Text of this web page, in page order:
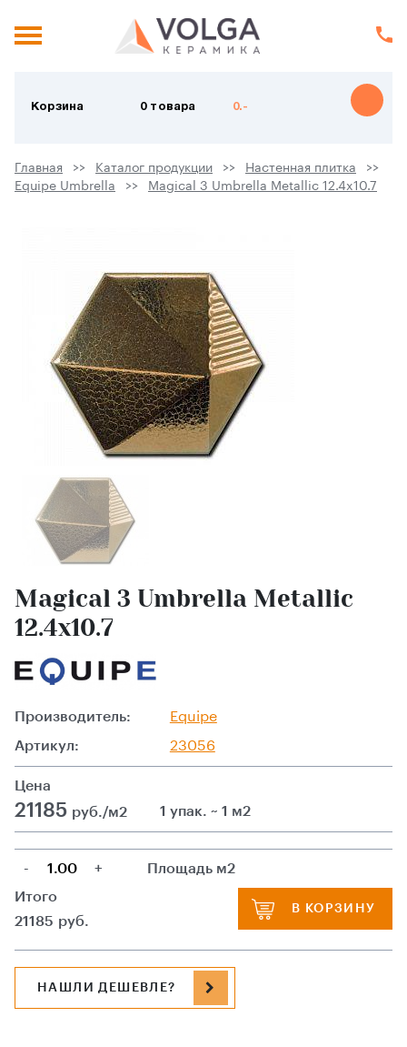
Корзина 0 товара 0.-
Главная Каталог продукции
Настенная плитка
Equipe Umbrella
Magical 3 Umbrella Metallic 12.4x10.7
Magical 3 Umbrella Metallic
12.4x10.7
Производитель:
Equipe
Артикул:
23056
Цена
21185 руб./м2 1 упак. ~ 1 м2
- +
Площадь м2
Итого
21185 руб.
В КОРЗИНУ
НАШЛИ ДЕШЕВЛЕ?